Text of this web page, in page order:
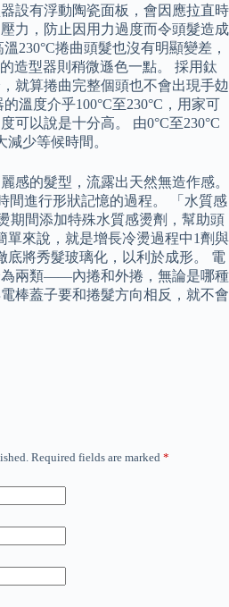
設有浮動陶瓷面板，會因應拉直時
力，防止因用力過度而令頭髮造成
230°C捲曲頭髮也沒有明顯變差，
造型器則稍微遜色一點。 採用鈦
就算捲曲完整個頭也不會出現手攰
溫度介乎100°C至230°C，用家可
可以說是十分高。 由0°C至230°C
少等候時間。
感的髮型，流露出天然無造作感。
間進行形狀記憶的過程。 「水質感
期間添加特殊水質感燙劑，幫助頭
單來說，就是增長冷燙過程中1劑與
底將秀髮玻璃化，以利於成形。 電
兩類——內捲和外捲，無論是哪種
棒蓋子要和捲髮方向相反，就不會
Required fields are marked *